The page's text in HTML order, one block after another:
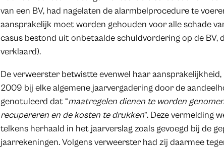
van een BV, had nagelaten de alarmbelprocedure te
aansprakelijk moet worden gehouden voor alle schade
casus bestond uit onbetaalde schuldvordering op de BV,
verklaard).
De verweerster betwistte evenwel haar
2009 bij elke algemene jaarvergadering door de
genotuleerd dat “maatregelen dienen te worden
recupereren en de kosten te drukken”. Deze vermelding
telkens herhaald in het jaarverslag zoals gevoegd bij de
jaarrekeningen. Volgens verweerster had zij daarmee